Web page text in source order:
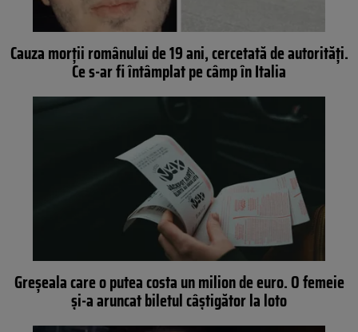
Cauza morții românului de 19 ani, cercetată de autorități.
Ce s-ar fi întâmplat pe câmp în Italia
Greșeala care o putea costa un milion de euro. O femeie
și-a aruncat biletul câștigător la loto